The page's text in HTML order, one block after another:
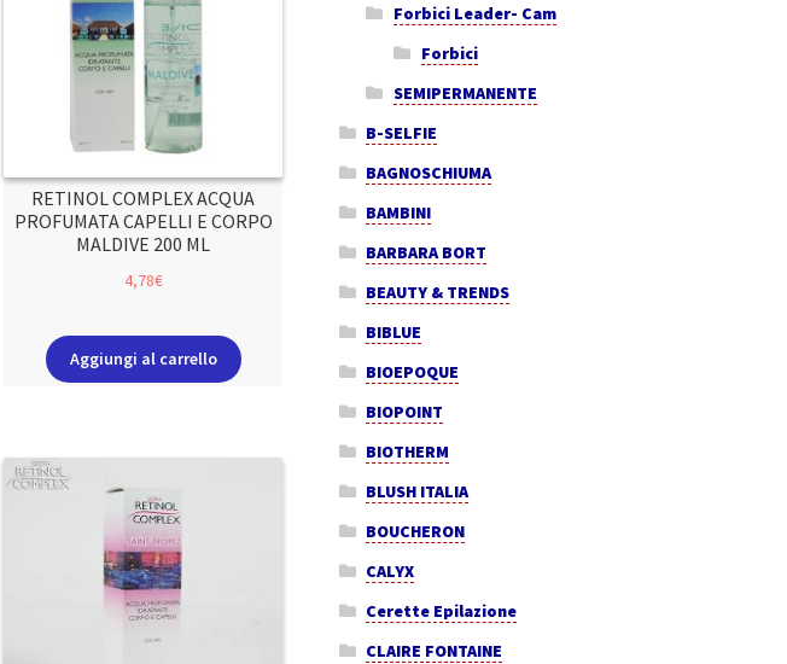
RETINOL COMPLEX ACQUA
PROFUMATA CAPELLI E CORPO
MALDIVE 200 ML
4,78€
Aggiungi al carrello
Forbici Leader- Cam
Forbici
SEMIPERMANENTE
B-SELFIE
BAGNOSCHIUMA
BAMBINI
BARBARA BORT
BEAUTY & TRENDS
BIBLUE
BIOEPOQUE
BIOPOINT
BIOTHERM
BLUSH ITALIA
BOUCHERON
CALYX
Cerette Epilazione
CLAIRE FONTAINE